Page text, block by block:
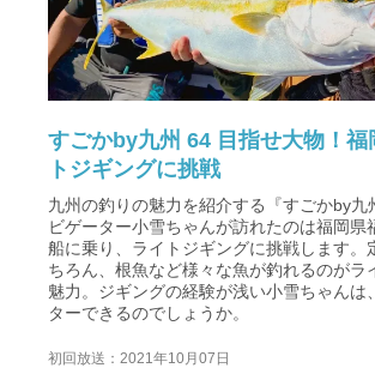
すごかby九州 64 目指せ大物！福
トジギングに挑戦
九州の釣りの魅力を紹介する『すごかby九
ビゲーター小雪ちゃんが訪れたのは福岡県
船に乗り、ライトジギングに挑戦します。
ちろん、根魚など様々な魚が釣れるのがラ
魅力。ジギングの経験が浅い小雪ちゃんは
ターできるのでしょうか。
初回放送：2021年10月07日